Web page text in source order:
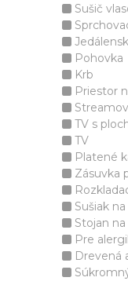
Sušič
Pohovka
Krb
Priestor
TV s
TV
Platené
Zásuvka
Sušiak
Stojan
Pre
Drevená